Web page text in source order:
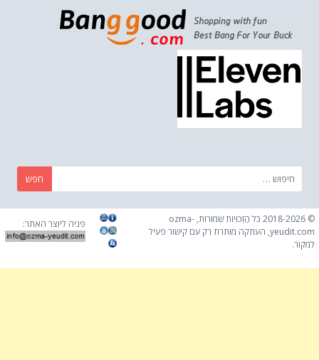
חפש:
© 2018-2026 כֹּל הַזְכוּיוֹת שְׁמוּרוֹת, ozma-
yeudit.com, העתקה מותרת רק עם קישור פעיל
למקור.
פניה ליוצר האתר: